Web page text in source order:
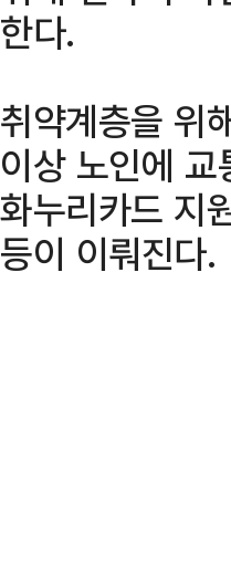
한다.
취약계층을
이상 노인에
화누리카드 지
등이 이뤄진다.